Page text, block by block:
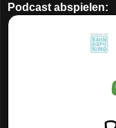
Podcast abspielen: